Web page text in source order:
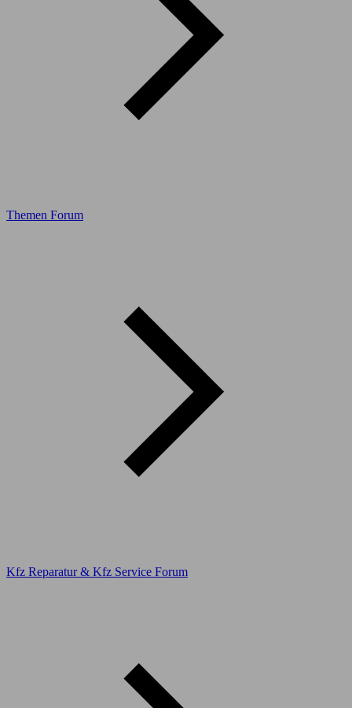
Themen Forum
Kfz Reparatur & Kfz Service Forum